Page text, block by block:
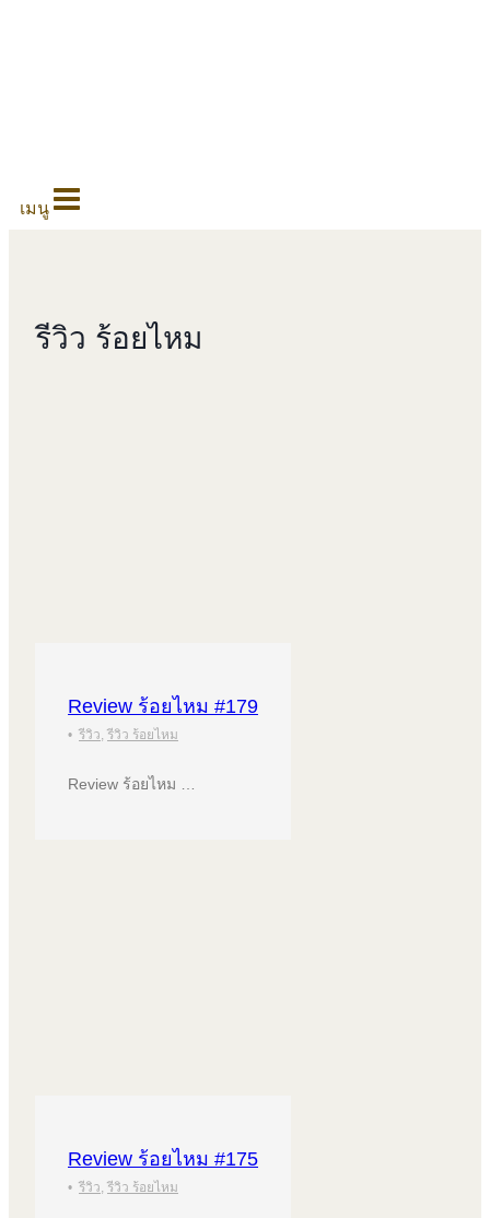
เมนู
รีวิว ร้อยไหม
Review ร้อยไหม #179
• รีวิว, รีวิว ร้อยไหม
Review ร้อยไหม …
Review ร้อยไหม #175
• รีวิว, รีวิว ร้อยไหม